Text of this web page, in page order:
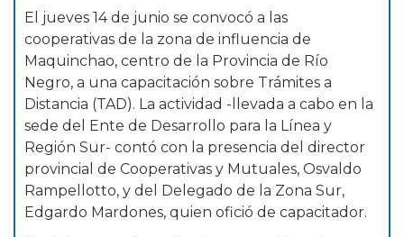
El jueves 14 de junio se convocó a las
cooperativas de la zona de influencia de
Maquinchao, centro de la Provincia de Río
Negro, a una capacitación sobre Trámites a
Distancia (TAD). La actividad -llevada a cabo en la
sede del Ente de Desarrollo para la Línea y
Región Sur- contó con la presencia del director
provincial de Cooperativas y Mutuales, Osvaldo
Rampellotto, y del Delegado de la Zona Sur,
Edgardo Mardones, quien ofició de capacitador.